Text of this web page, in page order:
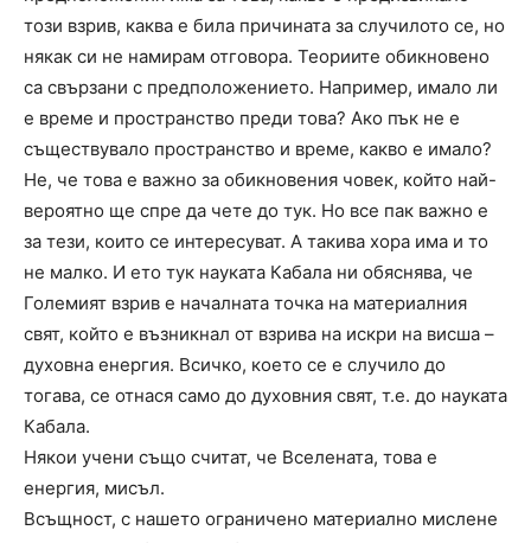
този взрив, каква е била причината за случилото се, но
някак си не намирам отговора. Теориите обикновено
са свързани с предположението. Например, имало ли
е време и пространство преди това? Ако пък не е
съществувало пространство и време, какво е имало?
Не, че това е важно за обикновения човек, който най-
вероятно ще спре да чете до тук. Но все пак важно е
за тези, които се интересуват. А такива хора има и то
не малко. И ето тук науката Кабала ни обяснява, че
Големият взрив е началната точка на материалния
свят, който е възникнал от взрива на искри на висша –
духовна енергия. Всичко, което се е случило до
тогава, се отнася само до духовния свят, т.е. до науката
Кабала.
Някои учени също считат, че Вселената, това е
енергия, мисъл.
Всъщност, с нашето ограничено материално мислене